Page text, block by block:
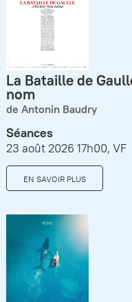
La Bataille de
nom
de Antonin Baudry
Séances
23 août 2026 17h00, VF
EN SAVOIR PLUS